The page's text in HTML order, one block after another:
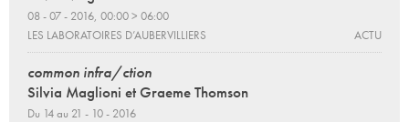
08 - 07 - 2016, 00:00 > 06:00
LES LABORATOIRES D’AUBERVILLIERS
ACTU
common infra/ction
Silvia Maglioni et Graeme Thomson
Du 14 au 21 - 10 - 2016